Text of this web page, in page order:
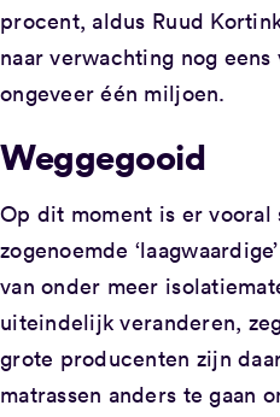
procent, aldus Ruud
naar verwachting nog
ongeveer één miljoen.
Weggegooid
Op dit moment is er vooral
zogenoemde
van onder meer
uiteindelijk veranderen,
grote producenten zijn
matrassen anders te gaan